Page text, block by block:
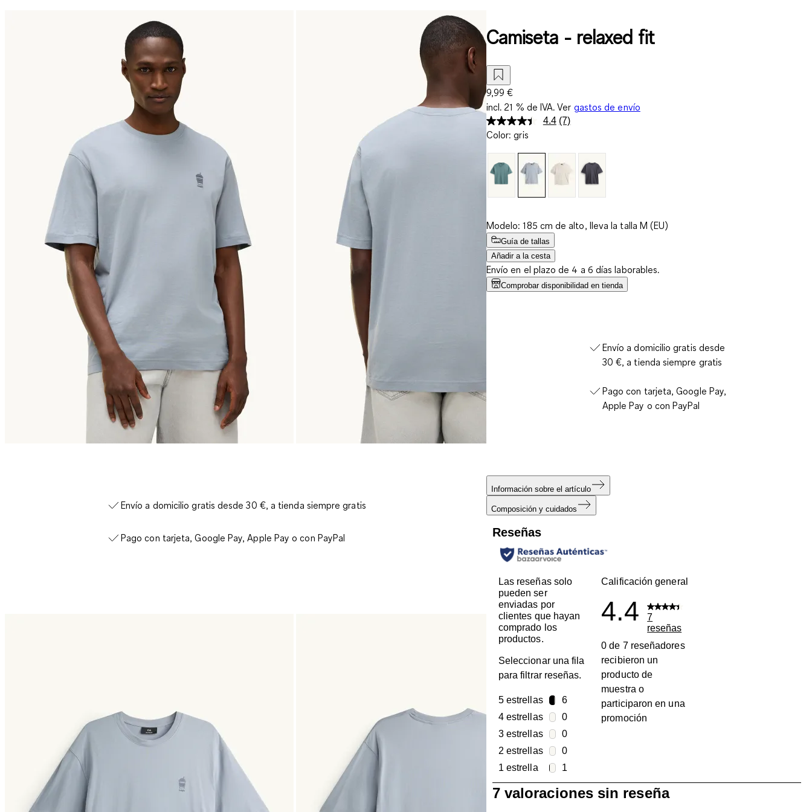
Envío a domicilio gratis desde 30 €, a tienda siempre gratis
Pago con tarjeta, Google Pay, Apple Pay o con PayPal
Camiseta - relaxed fit
9,99 €
incl. 21 % de IVA. Ver gastos de envío
4.4 Lea
Enlace
en
misma
(7)
Color: gris
Modelo: 185 cm de alto, lleva la talla M (EU)
Guía de tallas
Añadir a la cesta
Envío en el plazo de 4 a 6 días laborables.
Comprobar disponibilidad en tienda
Envío a domicilio gratis desde
30 €, a tienda siempre gratis
Pago con tarjeta, Google Pay,
Apple Pay o con PayPal
Información sobre el artículo
Composición y cuidados
Reseñas
Las reseñas solo
pueden ser
enviadas por
clientes que hayan
comprado los
productos.
Seleccionar una fila
para filtrar reseñas.
5 estrellasestrellas
6
6 reseñas con 5 estrellas.
4 estrellasestrellas
0
0 reseñas con 4 estrellas.
3 estrellasestrellas
0
0 reseñas con 3 estrellas.
2 estrellasestrellas
0
0 reseñas con 2 estrellas.
1 estrellaestrellas
1
1 reseña con 1 estrella.
Calificación general
4.4
7
reseñas
0 de 7 reseñadores
recibieron un
producto de
muestra o
participaron en una
promoción
7 valoraciones sin reseña